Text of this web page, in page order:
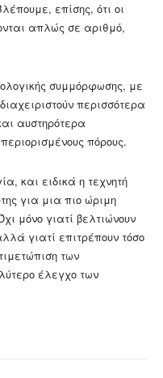
επίσης, ότι οι
απλώς σε αριθμό,
συμμόρφωσης, με
περισσότερα
αυστηρότερα
πόρους.
και ειδικά η τεχνητή
για μια πιο ώριμη
μόνο γιατί βελτιώνουν
γιατί επιτρέπουν τόσο
των
έλεγχο των